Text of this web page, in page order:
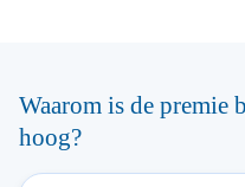
Waarom is de premie
hoog?